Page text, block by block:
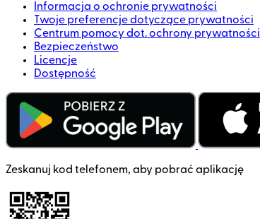
Informacja o ochronie prywatności
Twoje preferencje dotyczące prywatności
Centrum pomocy dot. ochrony prywatności
Bezpieczeństwo
Licencje
Dostępność
Zeskanuj kod telefonem, aby pobrać aplikację